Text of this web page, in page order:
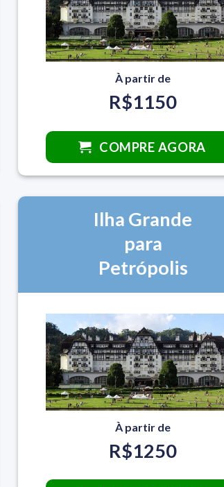
À partir de
R$1150
COMPRE AGORA
Ilha Grande
para
Petrópolis
À partir de
R$1250